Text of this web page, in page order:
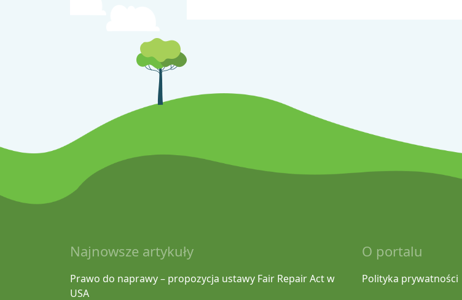
Najnowsze artykuły
Prawo do naprawy – propozycja ustawy Fair Repair Act w
USA
O portalu
Polityka prywatności